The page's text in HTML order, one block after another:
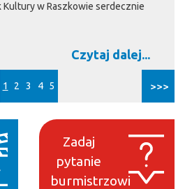
Kultury w Raszkowie serdecznie
Czytaj dalej...
1 2 3 4 5 >>>
Zadaj
pytanie
burmistrzowi